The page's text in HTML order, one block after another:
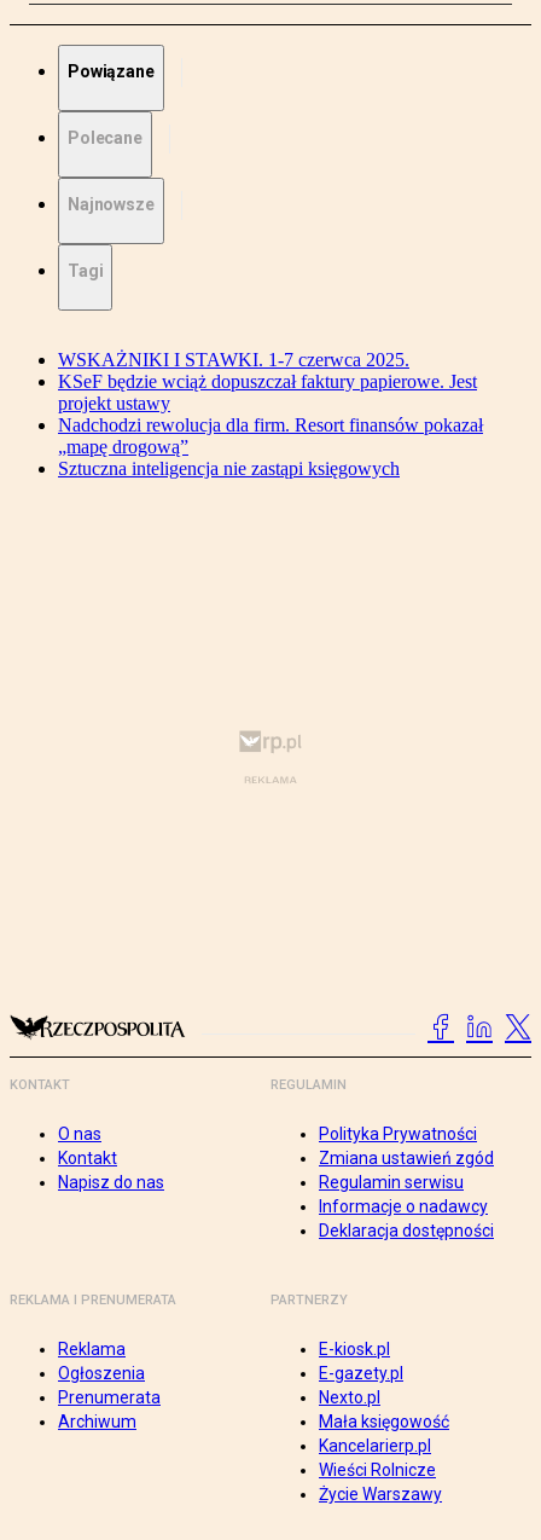
Powiązane
Polecane
Najnowsze
Tagi
WSKAŻNIKI I STAWKI. 1-7 czerwca 2025.
KSeF będzie wciąż dopuszczał faktury papierowe. Jest
projekt ustawy
Nadchodzi rewolucja dla firm. Resort finansów pokazał
„mapę drogową”
Sztuczna inteligencja nie zastąpi księgowych
KONTAKT
O nas
Kontakt
Napisz do nas
REGULAMIN
Polityka Prywatności
Zmiana ustawień zgód
Regulamin serwisu
Informacje o nadawcy
Deklaracja dostępności
REKLAMA I PRENUMERATA
Reklama
Ogłoszenia
Prenumerata
Archiwum
PARTNERZY
E-kiosk.pl
E-gazety.pl
Nexto.pl
Mała księgowość
Kancelarierp.pl
Wieści Rolnicze
Życie Warszawy